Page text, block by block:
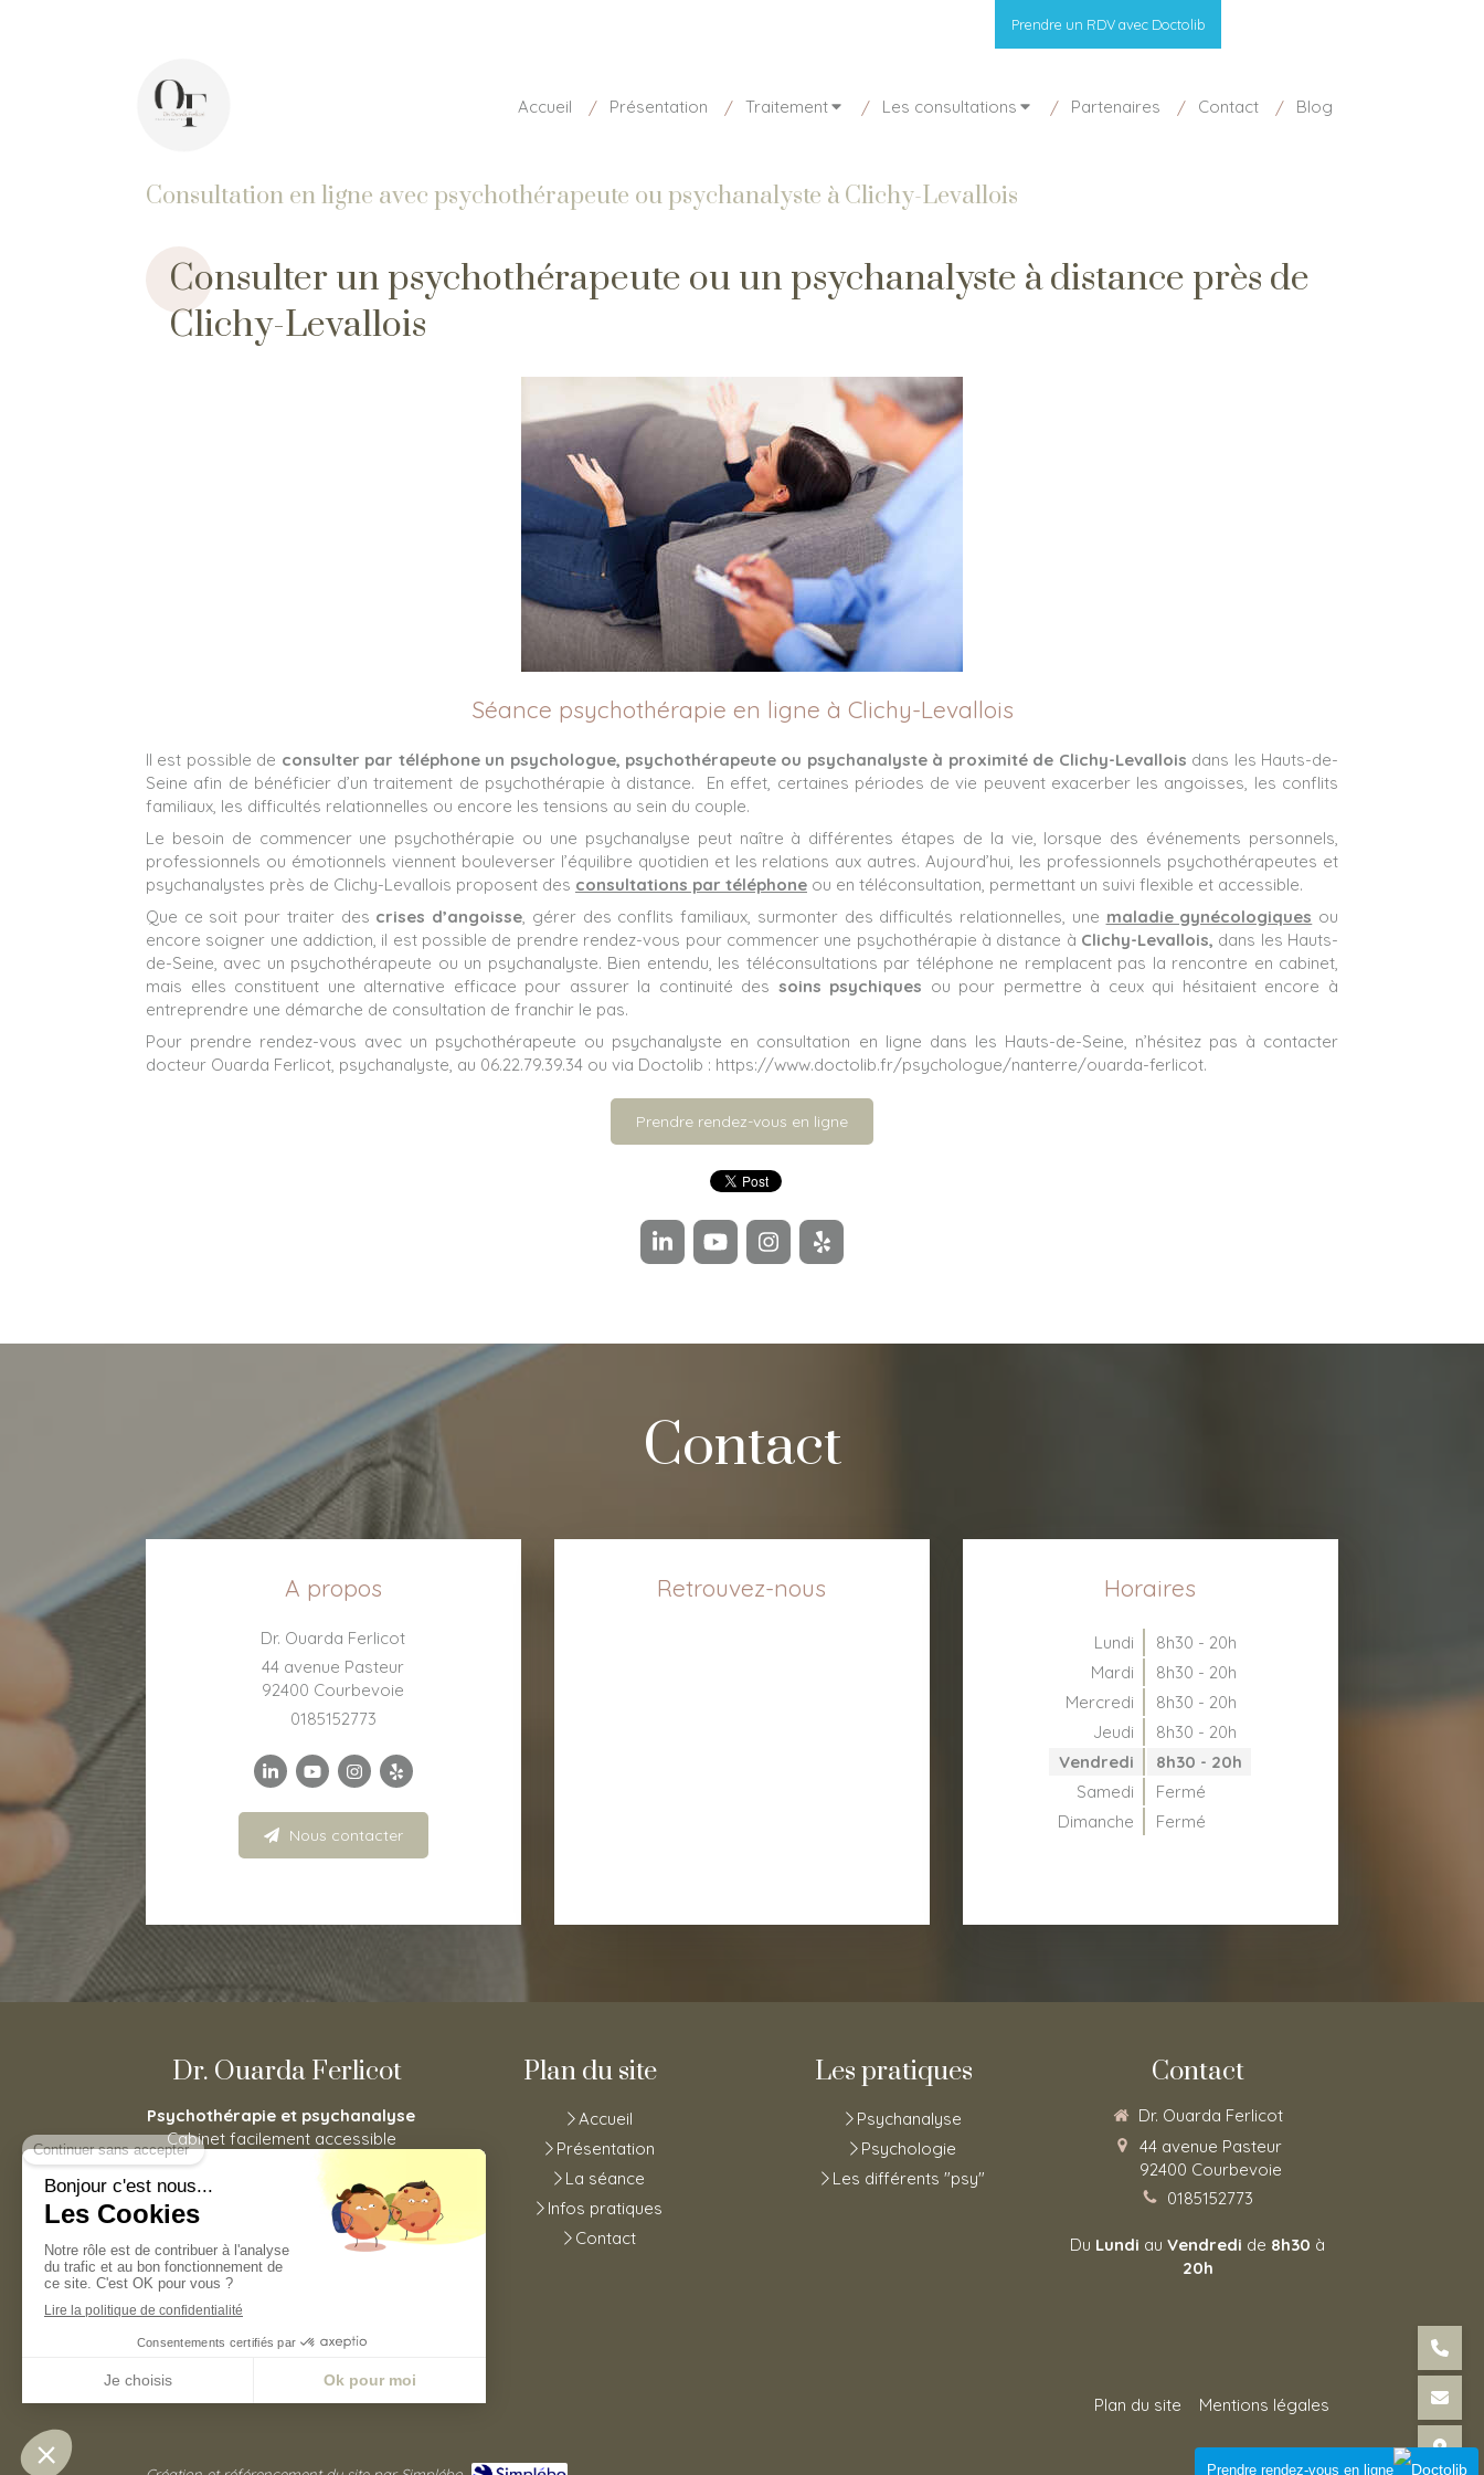
Prendre un RDV avec Doctolib
Accueil Présentation Traitement Les consultations Partenaires Contact Blog
Consultation en ligne avec psychothérapeute ou psychanalyste à Clichy-Levallois
Consulter un psychothérapeute ou un psychanalyste à distance près de
Clichy-Levallois
Séance psychothérapie en ligne à Clichy-Levallois
Il est possible de consulter par téléphone un psychologue, psychothérapeute ou psychanalyste à proximité de Clichy-Levallois dans les Hauts-de-
Seine afin de bénéficier d’un traitement de psychothérapie à distance. En effet, certaines périodes de vie peuvent exacerber les angoisses, les conflits
familiaux, les difficultés relationnelles ou encore les tensions au sein du couple.
Le besoin de commencer une psychothérapie ou une psychanalyse peut naître à différentes étapes de la vie, lorsque des événements personnels,
professionnels ou émotionnels viennent bouleverser l’équilibre quotidien et les relations aux autres. Aujourd’hui, les professionnels psychothérapeutes et
psychanalystes près de Clichy-Levallois proposent des consultations par téléphone ou en téléconsultation, permettant un suivi flexible et accessible.
Que ce soit pour traiter des crises d’angoisse, gérer des conflits familiaux, surmonter des difficultés relationnelles, une maladie gynécologiques ou
encore soigner une addiction, il est possible de prendre rendez-vous pour commencer une psychothérapie à distance à Clichy-Levallois, dans les Hauts-
de-Seine, avec un psychothérapeute ou un psychanalyste. Bien entendu, les téléconsultations par téléphone ne remplacent pas la rencontre en cabinet,
mais elles constituent une alternative efficace pour assurer la continuité des soins psychiques ou pour permettre à ceux qui hésitaient encore à
entreprendre une démarche de consultation de franchir le pas.
Pour prendre rendez-vous avec un psychothérapeute ou psychanalyste en consultation en ligne dans les Hauts-de-Seine, n’hésitez pas à contacter
docteur Ouarda Ferlicot, psychanalyste, au 06.22.79.39.34 ou via Doctolib : https://www.doctolib.fr/psychologue/nanterre/ouarda-ferlicot.
Prendre rendez-vous en ligne
Contact
A propos
Dr. Ouarda Ferlicot
44 avenue Pasteur
92400 Courbevoie
0185152773
Nous contacter
Retrouvez-nous Horaires
Lundi
8h30 - 20h
Mardi
8h30 - 20h
Mercredi
8h30 - 20h
Jeudi
8h30 - 20h
Vendredi
8h30 - 20h
Samedi
Fermé
Dimanche
Fermé
Dr. Ouarda Ferlicot
Psychothérapie et psychanalyse
Cabinet facilement accessible
depuis Asnières-sur-Seine,
Houilles, Carrières-sur-Seine, La
Garenne-Colombes, Bois-
Colombes, Nanterre, Colombes,
Bois-Colombes, Puteaux mais
aussi Levallois-Perret.
Plan du site
Accueil
Présentation
La séance
Infos pratiques
Contact
Les pratiques
Psychanalyse
Psychologie
Les différents "psy"
Contact
Dr. Ouarda Ferlicot
44 avenue Pasteur
92400 Courbevoie
0185152773
Du Lundi au Vendredi de 8h30 à
20h
©2020 Ouarda Ferlicot - Psychothérapie
Plan du site
Mentions légales
Connexion
Prendre rendez-vous en ligne